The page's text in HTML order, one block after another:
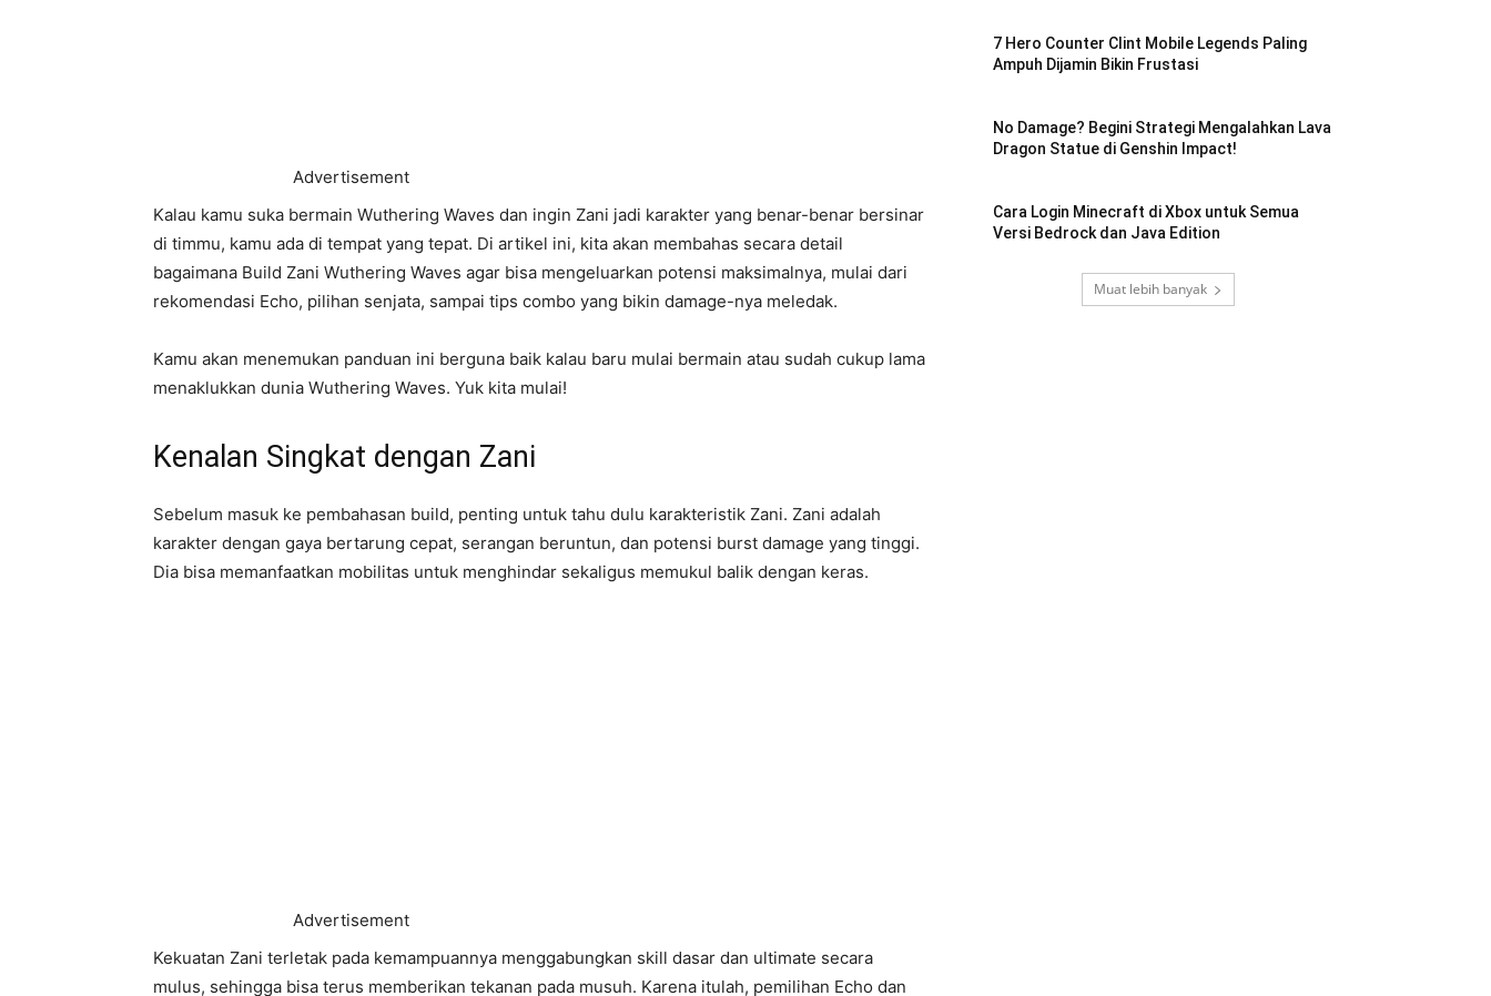
Advertisement
Kalau kamu suka bermain Wuthering Waves dan ingin Zani jadi karakter yang benar-benar bersinar
di timmu, kamu ada di tempat yang tepat. Di artikel ini, kita akan membahas secara detail
bagaimana Build Zani Wuthering Waves agar bisa mengeluarkan potensi maksimalnya, mulai dari
rekomendasi Echo, pilihan senjata, sampai tips combo yang bikin damage-nya meledak.
Kamu akan menemukan panduan ini berguna baik kalau baru mulai bermain atau sudah cukup lama
menaklukkan dunia Wuthering Waves. Yuk kita mulai!
Kenalan Singkat dengan Zani
Sebelum masuk ke pembahasan build, penting untuk tahu dulu karakteristik Zani. Zani adalah
karakter dengan gaya bertarung cepat, serangan beruntun, dan potensi burst damage yang tinggi.
Dia bisa memanfaatkan mobilitas untuk menghindar sekaligus memukul balik dengan keras.
Advertisement
Kekuatan Zani terletak pada kemampuannya menggabungkan skill dasar dan ultimate secara
mulus, sehingga bisa terus memberikan tekanan pada musuh. Karena itulah, pemilihan Echo dan
7 Hero Counter Clint Mobile Legends Paling
Ampuh Dijamin Bikin Frustasi
No Damage? Begini Strategi Mengalahkan Lava
Dragon Statue di Genshin Impact!
Cara Login Minecraft di Xbox untuk Semua
Versi Bedrock dan Java Edition
Muat lebih banyak